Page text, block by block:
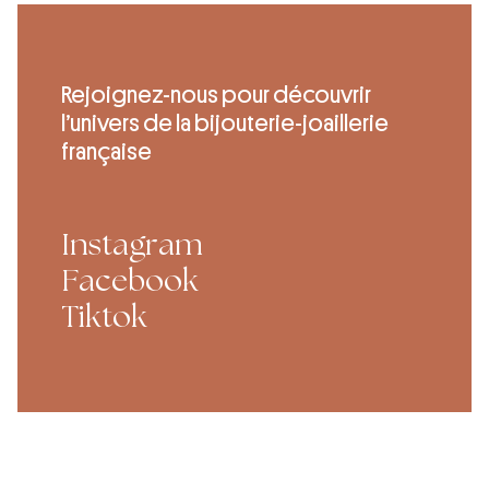
Rejoignez-nous pour découvrir
l’univers de la bijouterie-joaillerie
française
Instagram
Facebook
Tiktok